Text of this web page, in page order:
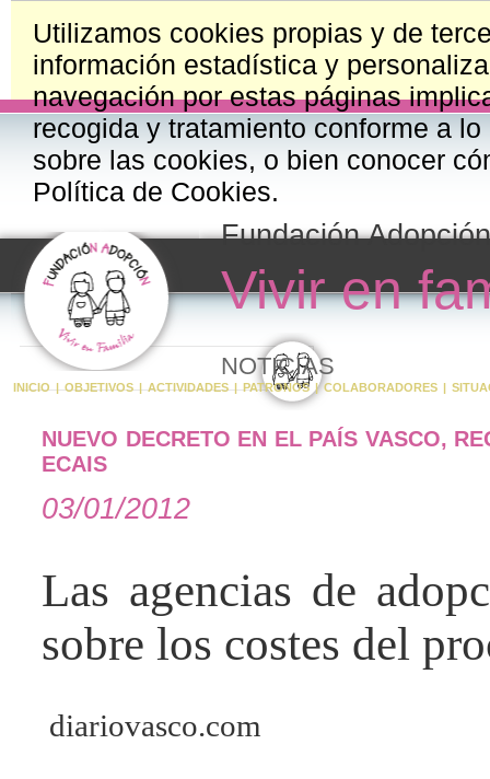
Utilizamos cookies propias y de
información estadística y
navegación por estas páginas
recogida y tratamiento conforme a
sobre las cookies, o bien conocer
Política de Cookies.
Fundación Adopción
Vivir en
INICIO| OBJETIVOS| ACTIVIDADES | PATRONOS | COLABORADORES |
NOTICIAS
NUEVO DECRETO EN EL PAÍS VASCO,
ECAIS
03/01/2012
Las agencias de
sobre los costes del
diariovasco.com